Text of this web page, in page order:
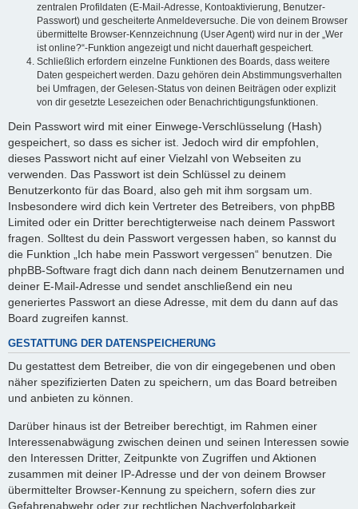
zentralen Profildaten (E-Mail-Adresse, Kontoaktivierung, Benutzer-
Passwort) und gescheiterte Anmeldeversuche. Die von deinem Browser
übermittelte Browser-Kennzeichnung (User Agent) wird nur in der „Wer
ist online?“-Funktion angezeigt und nicht dauerhaft gespeichert.
Schließlich erfordern einzelne Funktionen des Boards, dass weitere
Daten gespeichert werden. Dazu gehören dein Abstimmungsverhalten
bei Umfragen, der Gelesen-Status von deinen Beiträgen oder explizit
von dir gesetzte Lesezeichen oder Benachrichtigungsfunktionen.
Dein Passwort wird mit einer Einwege-Verschlüsselung (Hash)
gespeichert, so dass es sicher ist. Jedoch wird dir empfohlen,
dieses Passwort nicht auf einer Vielzahl von Webseiten zu
verwenden. Das Passwort ist dein Schlüssel zu deinem
Benutzerkonto für das Board, also geh mit ihm sorgsam um.
Insbesondere wird dich kein Vertreter des Betreibers, von phpBB
Limited oder ein Dritter berechtigterweise nach deinem Passwort
fragen. Solltest du dein Passwort vergessen haben, so kannst du
die Funktion „Ich habe mein Passwort vergessen“ benutzen. Die
phpBB-Software fragt dich dann nach deinem Benutzernamen und
deiner E-Mail-Adresse und sendet anschließend ein neu
generiertes Passwort an diese Adresse, mit dem du dann auf das
Board zugreifen kannst.
GESTATTUNG DER DATENSPEICHERUNG
Du gestattest dem Betreiber, die von dir eingegebenen und oben
näher spezifizierten Daten zu speichern, um das Board betreiben
und anbieten zu können.
Darüber hinaus ist der Betreiber berechtigt, im Rahmen einer
Interessenabwägung zwischen deinen und seinen Interessen sowie
den Interessen Dritter, Zeitpunkte von Zugriffen und Aktionen
zusammen mit deiner IP-Adresse und der von deinem Browser
übermittelter Browser-Kennung zu speichern, sofern dies zur
Gefahrenabwehr oder zur rechtlichen Nachverfolgbarkeit